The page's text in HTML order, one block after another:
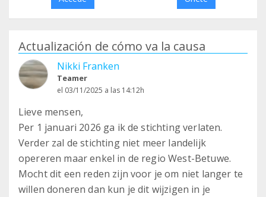
Actualización de cómo va la causa
Nikki Franken
Teamer
el 03/11/2025 a las 14:12h
Lieve mensen,
Per 1 januari 2026 ga ik de stichting verlaten.
Verder zal de stichting niet meer landelijk
opereren maar enkel in de regio West-Betuwe.
Mocht dit een reden zijn voor je om niet langer te
willen doneren dan kun je dit wijzigen in je